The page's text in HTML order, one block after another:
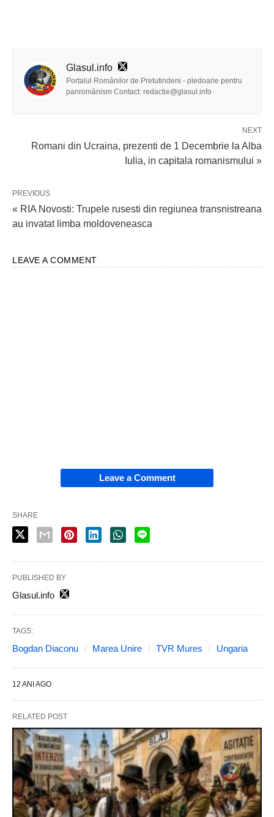
Glasul.info
Portalul Românilor de Pretutindeni - pledoarie pentru
panromânism Contact: redactie@glasul.info
NEXT
Romani din Ucraina, prezenti de 1 Decembrie la Alba
Iulia, in capitala romanismului »
PREVIOUS
« RIA Novosti: Trupele rusesti din regiunea transnistreana
au invatat limba moldoveneasca
LEAVE A COMMENT
Leave a Comment
SHARE
PUBLISHED BY
Glasul.info
TAGS:
Bogdan Diaconu Marea Unire TVR Mures Ungaria
12 ANI AGO
RELATED POST